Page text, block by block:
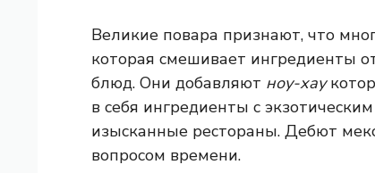
Великие повара признают, что
которая смешивает ингредиенты
блюд. Они добавляют ноу-хау
в себя ингредиенты с
изысканные рестораны. Дебют
вопросом времени.